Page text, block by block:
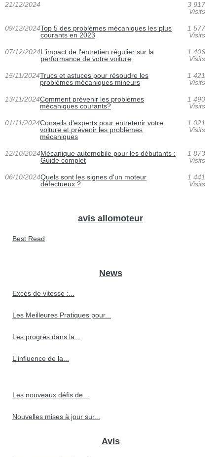
21/12/2024
3 917
Visits
09/12/2024Top 5 des problèmes mécaniques les plus
courants en 2023
1 577
Visits
07/12/2024L'impact de l'entretien régulier sur la
performance de votre voiture
1 406
Visits
15/11/2024Trucs et astuces pour résoudre les
problèmes mécaniques mineurs
1 421
Visits
13/11/2024Comment prévenir les problèmes
mécaniques courants?
1 490
Visits
01/11/2024Conseils d'experts pour entretenir votre
voiture et prévenir les problèmes
mécaniques
1 021
Visits
12/10/2024Mécanique automobile pour les débutants :
Guide complet
1 873
Visits
06/10/2024Quels sont les signes d'un moteur
défectueux ?
1 441
Visits
avis allomoteur
Best Read
News
Excès de vitesse :...
Les Meilleures Pratiques pour...
Les progrès dans la...
L'influence de la...
Les nouveaux défis de...
Nouvelles mises à jour sur...
Avis